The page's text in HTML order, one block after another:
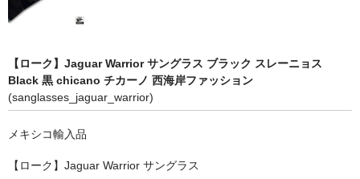
STILL 90’s
Chicano Life
Brown Pride
全商品（ORIGINAL）
【ローク】Jaguar Warrior サングラス ブラック スレーニョス
Black 黒 chicano チカーノ 西海岸ファッション
(sanglasses_jaguar_warrior)
メキシコ輸入品
【ローク】Jaguar Warrior サングラス